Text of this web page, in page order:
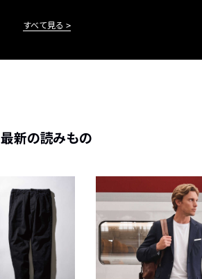
すべて見る
最新の読みもの